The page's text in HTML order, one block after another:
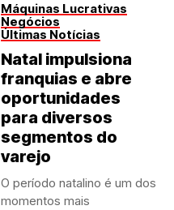
Máquinas Lucrativas
Negócios
Últimas Notícias
Natal impulsiona
franquias e abre
oportunidades
para diversos
segmentos do
varejo
O período natalino é um dos
momentos mais